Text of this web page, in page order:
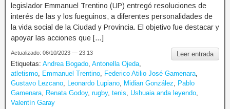
legislador Emmanuel Trentino (UP) entregó resoluciones de
interés de las y los fueguinos, a diferentes personalidades de
la vida social de la Ciudad y Provincia. El objetivo fue destacar y
apoyar las acciones que […]
Leer entrada
Actualizado: 06/10/2023 — 23:13
Etiquetas: Andrea Bogado Antonella Ojeda
atletismo
Emmanuel Trentino Federico Atilio José Gamenara
Gustavo Lezcano
Leonardo Lupiano Midian González
Pablo
Gamenara
Renata Godoy, rugby, tenis Ushuaia anda leyendo
Valentín Garay